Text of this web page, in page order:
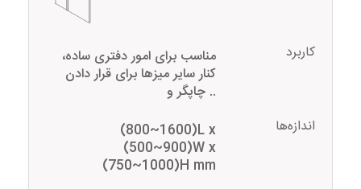
کاربرد
مناسب برای امور دفتری ساده،
کنار سایر میزها برای قرار دادن
چاپگر و ..
اندازه‌ها
(800~1600)L x
(500~900)W x
(750~1000)H mm